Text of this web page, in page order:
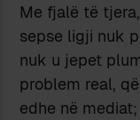
Me fjalë të
sepse ligji nuk
nuk u jepet
problem real,
edhe në